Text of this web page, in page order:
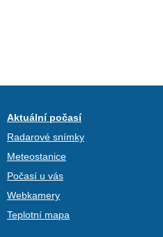
Aktuální počasí
Radarové snímky
Meteostanice
Počasí u vás
Webkamery
Teplotní mapa